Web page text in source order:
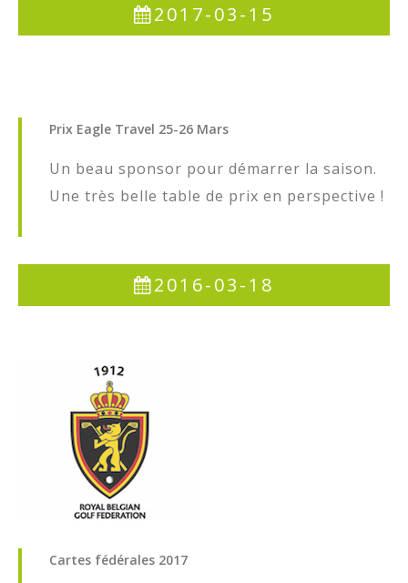
2017-03-15
Prix Eagle Travel 25-26 Mars
Un beau sponsor pour démarrer la saison.
Une très belle table de prix en perspective !
2016-03-18
Cartes fédérales 2017